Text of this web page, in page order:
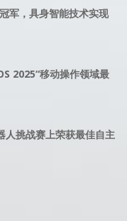
军，具身智能技术实现
2025“移动操作领域最
人挑战赛上荣获最佳自主